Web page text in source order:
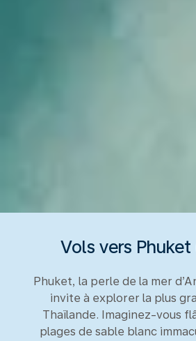
Vols vers Phuket
Phuket, la perle de la mer
invite à explorer la plus
Thaïlande. Imaginez-vous
plages de sable blanc